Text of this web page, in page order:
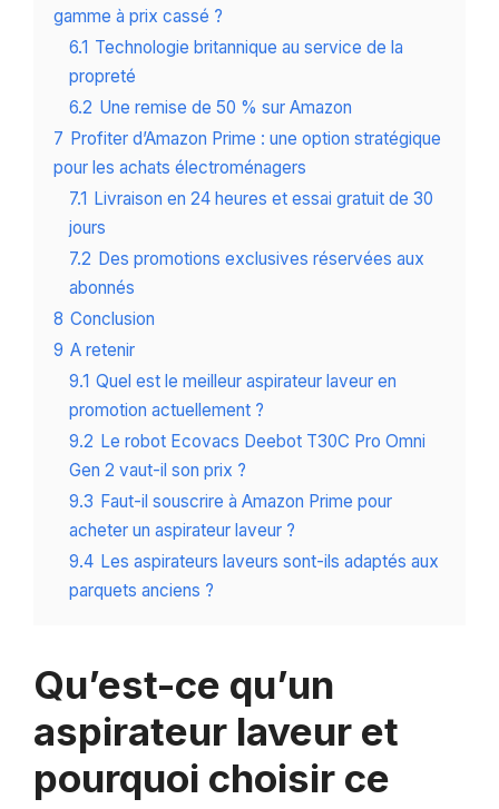
gamme à prix cassé ?
6.1 Technologie britannique au service de la
propreté
6.2 Une remise de 50 % sur Amazon
7 Profiter d’Amazon Prime : une option stratégique
pour les achats électroménagers
7.1 Livraison en 24 heures et essai gratuit de 30
jours
7.2 Des promotions exclusives réservées aux
abonnés
8 Conclusion
9 A retenir
9.1 Quel est le meilleur aspirateur laveur en
promotion actuellement ?
9.2 Le robot Ecovacs Deebot T30C Pro Omni
Gen 2 vaut-il son prix ?
9.3 Faut-il souscrire à Amazon Prime pour
acheter un aspirateur laveur ?
9.4 Les aspirateurs laveurs sont-ils adaptés aux
parquets anciens ?
Qu’est-ce qu’un
aspirateur laveur et
pourquoi choisir ce